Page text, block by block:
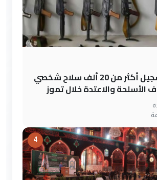
الداخلية: تسجيل أكثر من 20 ألف سلاح شخصي
الأسلحة والاعتدة خلال تموز
4